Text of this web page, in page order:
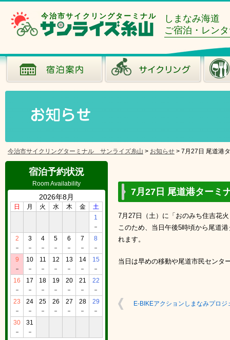
今治市サイクリングターミナル
しまなみ海道
ご宿泊・レン
今治市サイクリングターミナル サンライズ糸山 > お知らせ > 7月27日 尾道港
宿泊予約状況
Room Availability
2026年8月
日 月 火 水 木 金
土
1
－
2
－
3
－
4
－
5
－
6
－
7
－
8
－
9
－
10
－
11
－
12
－
13
－
14
－
15
－
16
－
17
－
18
－
19
－
20
－
21
－
22
－
23
－
24
－
25
－
26
－
27
－
28
－
29
－
30
－
31
－
7月27日 尾道港ターミ
7月27日（土）に「おのみち住吉花
このため、当日午後5時頃から尾道
れます。
当日は早めの移動や尾道市民センタ
E-BIKEアクションしまなみプロ